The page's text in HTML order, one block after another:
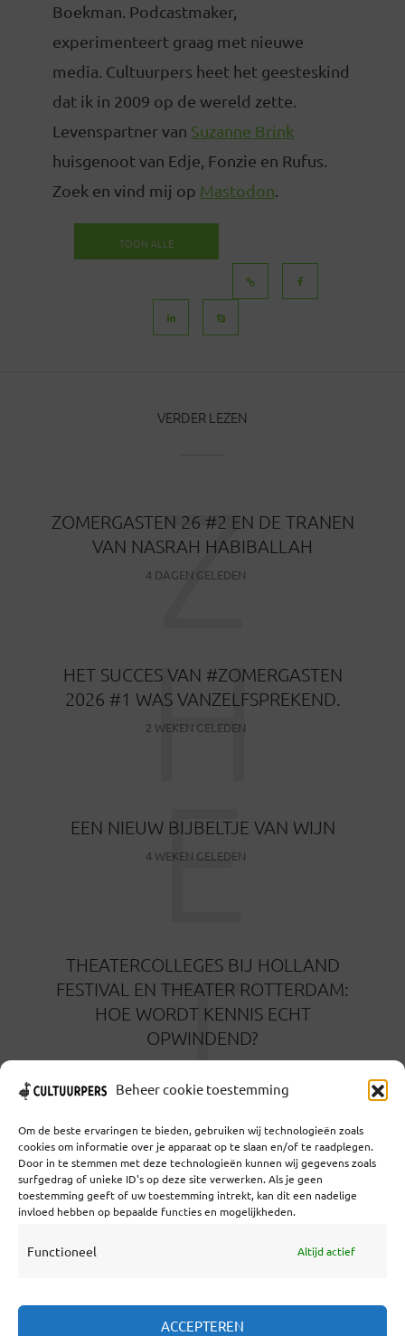
Beheer cookie toestemming
Om de beste ervaringen te bieden, gebruiken wij technologieën zoals
cookies om informatie over je apparaat op te slaan en/of te raadplegen.
Door in te stemmen met deze technologieën kunnen wij gegevens zoals
surfgedrag of unieke ID's op deze site verwerken. Als je geen
toestemming geeft of uw toestemming intrekt, kan dit een nadelige
invloed hebben op bepaalde functies en mogelijkheden.
Functioneel Altijd actief
ACCEPTEREN
Boekman. Podcastmaker,
experimenteert graag met nieuwe
media. Cultuurpers heet het geesteskind
dat ik in 2009 op de wereld zette.
Levenspartner van Suzanne Brink
huisgenoot van Edje, Fonzie en Rufus.
Zoek en vind mij op Mastodon
TOON ALLE
VERDER LEZEN
ZOMERGASTEN 26 #2 EN DE TRANEN
VAN NASRAH HABIBALLAH
4 DAGEN GELEDEN
Z
HET SUCCES VAN #ZOMERGASTEN
2026 #1 WAS VANZELFSPREKEND.
2 WEKEN GELEDEN
H
EEN NIEUW BIJBELTJE VAN WIJN
4 WEKEN GELEDEN
E
THEATERCOLLEGES BIJ HOLLAND
FESTIVAL EN THEATER ROTTERDAM:
HOE WORDT KENNIS ECHT
OPWINDEND?
T
Coöperatief Cultureel Persbureau U.A. | Salzburg 29 |
3524KS Utrecht | KvK: 55573592 |Btw: